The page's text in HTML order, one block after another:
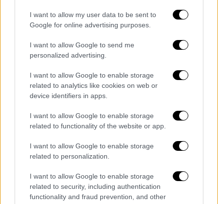
I want to allow my user data to be sent to
Google for online advertising purposes.
I want to allow Google to send me
personalized advertising.
I want to allow Google to enable storage
related to analytics like cookies on web or
device identifiers in apps.
I want to allow Google to enable storage
related to functionality of the website or app.
I want to allow Google to enable storage
related to personalization.
I want to allow Google to enable storage
related to security, including authentication
functionality and fraud prevention, and other
video
Τι θα δούμε την επόμενη Κυριακή στο
Your Face Sounds Familiar
Ίαν Στρατής: Harry Styles
Κρατερός Κατσούλης: Daller Mehndi